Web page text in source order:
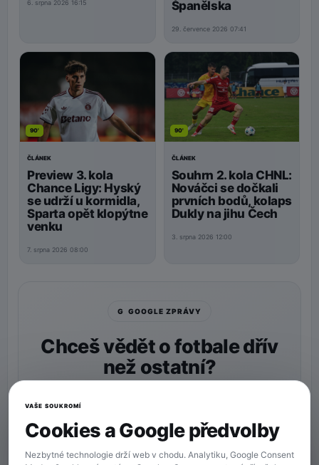
6. srpna 2026 16:15
Španělska
29. července 2026 07:41
90'
ČLÁNEK
Preview 3. kola
Chance Ligy: Hyský
se udrží u kormidla,
Sparta opět klopýtne
venku
7. srpna 2026 08:00
90'
ČLÁNEK
Souhrn 2. kola CHNL:
Nováčci se dočkali
prvních bodů, kolaps
Dukly na jihu Čech
3. srpna 2026 12:00
G GOOGLE ZPRÁVY
Chceš vědět o fotbale dřív
než ostatní?
Více zpráv na Googlu
VAŠE SOUKROMÍ
Cookies a Google předvolby
Nezbytné technologie drží web v chodu. Analytiku, Google Consent